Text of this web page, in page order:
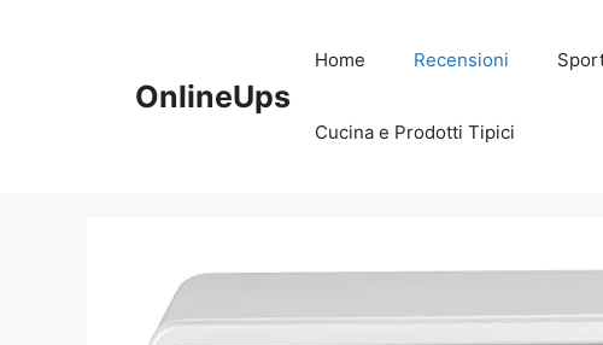
OnlineUps
Home Recensioni
Cucina e Prodotti Tipici